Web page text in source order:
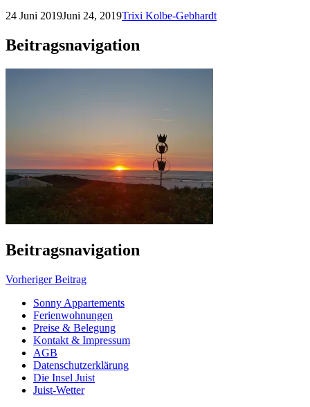
24 Juni 2019Juni 24, 2019Trixi Kolbe-Gebhardt
Beitragsnavigation
Beitragsnavigation
Vorheriger Beitrag
Sonny Appartements
Ferienwohnungen
Preise & Belegung
Kontakt & Impressum
AGB
Datenschutzerklärung
Die Insel Juist
Juist-Wetter